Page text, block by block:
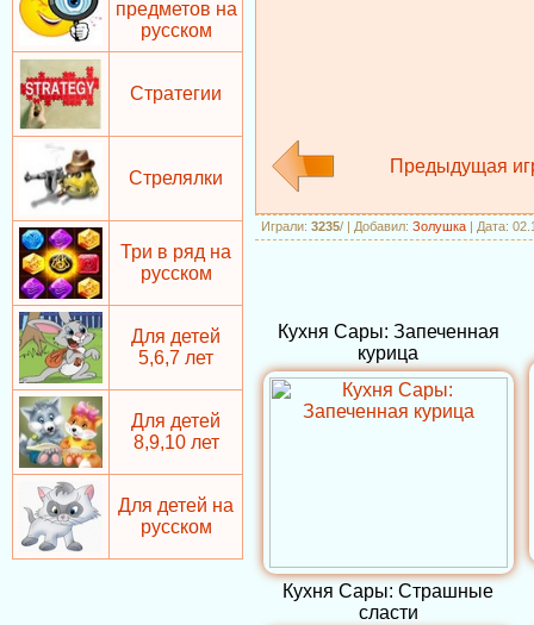
предметов на
русском
Стратегии
Стрелялки
Три в ряд на
русском
Для детей
5,6,7 лет
Для детей
8,9,10 лет
Для детей на
русском
Предыдущая
Играли: 3235/ | Добавил: Золушка | Дата:
Кухня Сары: Запеченная
курица
Кухня Сары: Страшные
сласти